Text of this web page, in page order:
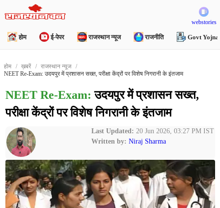
webstories
होम ई-पेपर राजस्थान न्यूज राजनीति Govt Yojna
होम ख़बरें
राजस्थान न्यूज
NEET Re-Exam: उदयपुर में प्रशासन सख्त, परीक्षा केंद्रों पर विशेष निगरानी के इंतजाम
NEET Re-Exam: उदयपुर में प्रशासन सख्त,
परीक्षा केंद्रों पर विशेष निगरानी के इंतजाम
Last Updated: 20 Jun 2026, 03:27 PM IST
Written by: Niraj Sharma